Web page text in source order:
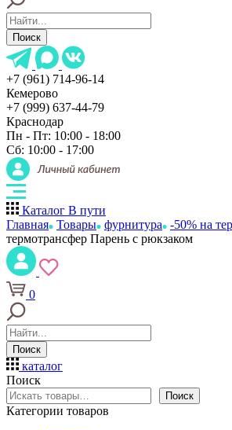
Поиск
+7 (961) 714-96-14
Кемерово
+7 (999) 637-44-79
Краснодар
Пн - Пт: 10:00 - 18:00
Сб: 10:00 - 17:00
Каталог В пути
Главная Товары фурнитура
-50% на
термотрансфер Парень с рюкзаком
0
Поиск
каталог
Поиск
Поиск
Категории товаров